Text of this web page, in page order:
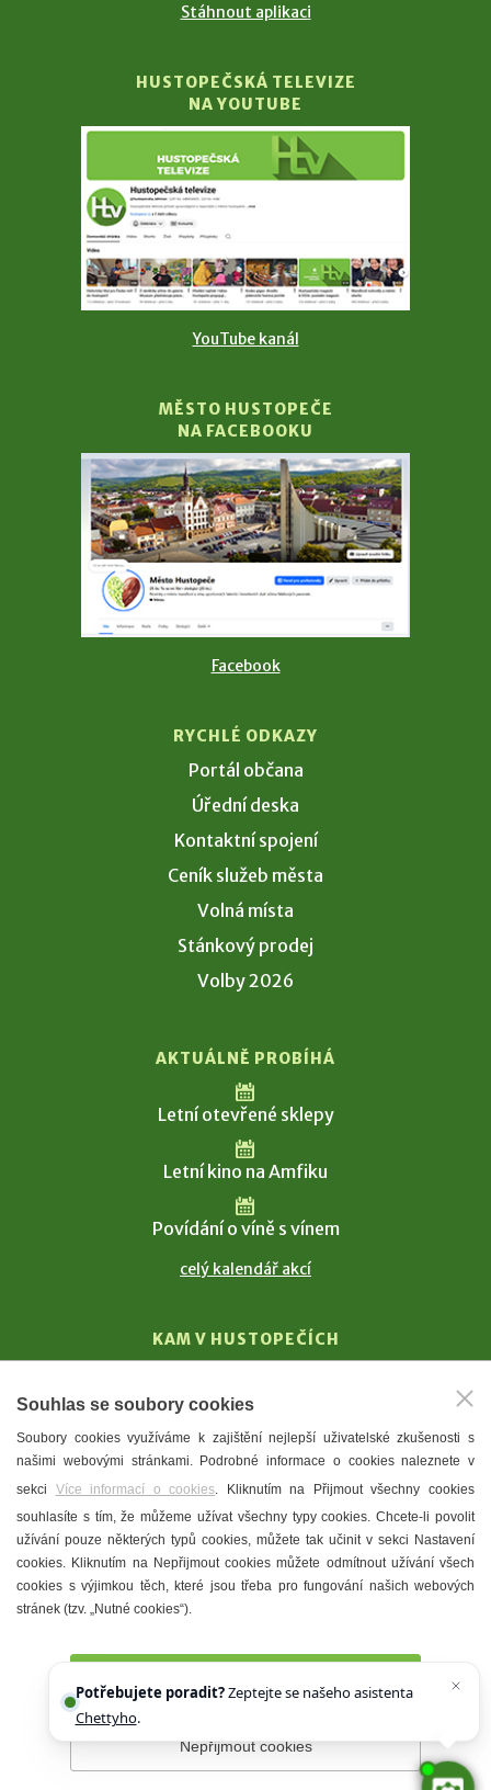
Stáhnout aplikaci
HUSTOPEČSKÁ TELEVIZE
NA YOUTUBE
YouTube kanál
MĚSTO HUSTOPEČE
NA FACEBOOKU
Facebook
RYCHLÉ ODKAZY
Portál občana
Úřední deska
Kontaktní spojení
Ceník služeb města
Volná místa
Stánkový prodej
Volby 2026
AKTUÁLNĚ PROBÍHÁ
Letní otevřené sklepy
Letní kino na Amfiku
Povídání o víně s vínem
celý kalendář akcí
KAM V HUSTOPEČÍCH
T. G. Masaryk
Mandloně
Ubytování
Restaurace
Městské muzeum a galerie
Denní meníčka
Prohlášení o přístupnosti Správce webu
Souhlas se soubory cookies
Soubory cookies využíváme k zajištění nejlepší uživatelské zkušenosti s
našimi webovými stránkami. Podrobné informace o cookies naleznete v
sekci Více informací o cookies. Kliknutím na Přijmout všechny cookies
souhlasíte s tím, že můžeme užívat všechny typy cookies. Chcete-li povolit
užívání pouze některých typů cookies, můžete tak učinit v sekci Nastavení
cookies. Kliknutím na Nepřijmout cookies můžete odmítnout užívání všech
cookies s výjimkou těch, které jsou třeba pro fungování našich webových
stránek (tzv. „Nutné cookies“).
Nepřijmout cookies
Potřebujete poradit?Zeptejte se našeho asistenta
Chettyho.